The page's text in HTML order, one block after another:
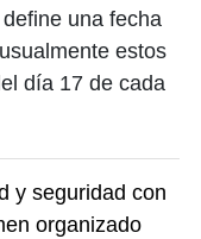
una fecha
estos
día 17 de cada
y seguridad con
organizado